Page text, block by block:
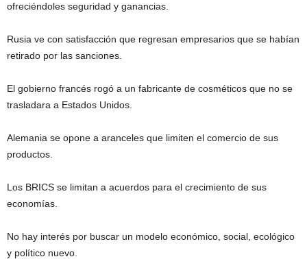
ofreciéndoles seguridad y ganancias.
Rusia ve con satisfacción que regresan empresarios que se habían
retirado por las sanciones.
El gobierno francés rogó a un fabricante de cosméticos que no se
trasladara a Estados Unidos.
Alemania se opone a aranceles que limiten el comercio de sus
productos.
Los BRICS se limitan a acuerdos para el crecimiento de sus
economías.
No hay interés por buscar un modelo económico, social, ecológico
y político nuevo.